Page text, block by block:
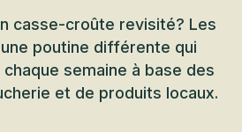
casse-croûte revisité? Les
une poutine différente qui
semaine à base des
et de produits locaux.